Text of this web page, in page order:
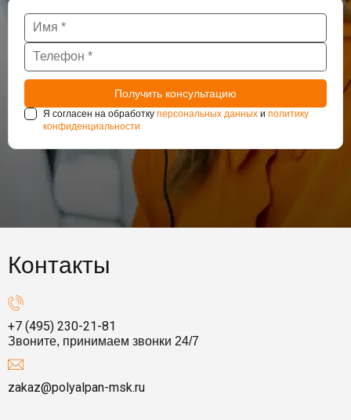
Я согласен на обработку персональных данных и политику
конфиденциальности
Контакты
+7 (495) 230-21-81
Звоните, принимаем звонки 24/7
zakaz@polyalpan-msk.ru